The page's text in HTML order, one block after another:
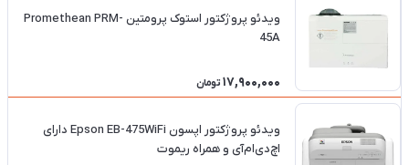
ویدئو پروژکتور استوک پرومتین Promethean PRM-
45A
17,900,000 تومان
ویدئو پروژکتور اپسون Epson EB-475WiFi دارای
اچ‌دی‌ام‌آی و همراه ریموت